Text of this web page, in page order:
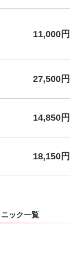
11,000円
27,500円
14,850円
18,150円
ック一覧